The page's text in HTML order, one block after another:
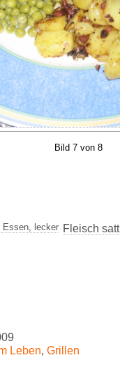
Bild 7 von 8
Essen, lecker Fleisch
Leben, Grillen